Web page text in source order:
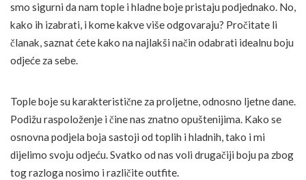
smo sigurni da nam tople i hladne boje pristaju podjednako. No,
kako ih izabrati, i kome kakve više odgovaraju? Pročitate li
članak, saznat ćete kako na najlakši način odabrati idealnu boju
odjeće za sebe.
Tople boje su karakteristične za proljetne, odnosno ljetne dane.
Podižu raspoloženje i čine nas znatno opuštenijima. Kako se
osnovna podjela boja sastoji od toplih i hladnih, tako i mi
dijelimo svoju odjeću. Svatko od nas voli drugačiji boju pa zbog
tog razloga nosimo i različite outfite.